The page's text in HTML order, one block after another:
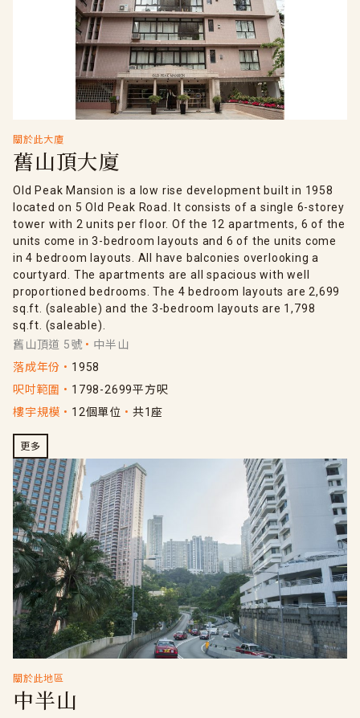
關於此大廈
舊山頂大廈
Old Peak Mansion is a low rise development built in 1958
located on 5 Old Peak Road. It consists of a single 6-storey
tower with 2 units per floor. Of the 12 apartments, 6 of the
units come in 3-bedroom layouts and 6 of the units come
in 4 bedroom layouts. All have balconies overlooking a
courtyard. The apartments are all spacious with well
proportioned bedrooms. The 4 bedroom layouts are 2,699
sq.ft. (saleable) and the 3-bedroom layouts are 1,798
sq.ft. (saleable).
舊山頂道 5號
中半山
落成年份
1958
呎吋範圍
1798-2699平方呎
樓宇規模
12個單位 共1座
更多
關於此地區
中半山